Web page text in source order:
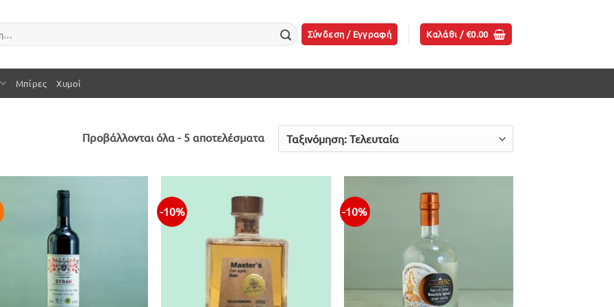
Σύνδεση / Εγγραφή Καλάθι /€0.00
Μπίρες Χυμοί
Προβάλλονται όλα - 5 αποτελέσματαSorted
-10% -10%